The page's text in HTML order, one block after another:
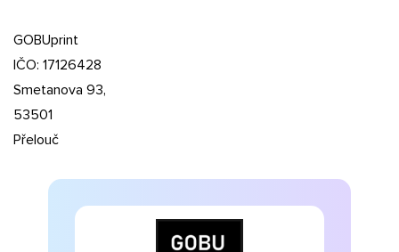
GOBUprint
IČO: 17126428
Smetanova 93,
53501
Přelouč